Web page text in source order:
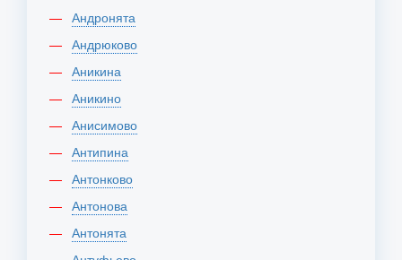
Андронята
Андрюково
Аникина
Аникино
Анисимово
Антипина
Антонково
Антонова
Антонята